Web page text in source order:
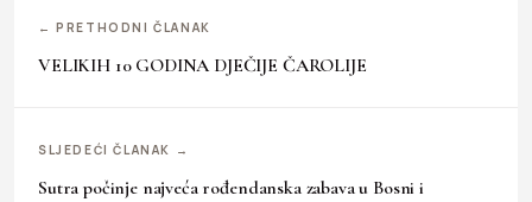
← PRETHODNI ČLANAK
VELIKIH 10 GODINA DJEČIJE ČAROLIJE
SLJEDEĆI ČLANAK →
Sutra počinje najveća rođendanska zabava u Bosni i